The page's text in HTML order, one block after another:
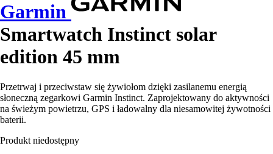
Garmin
Smartwatch Instinct solar
edition 45 mm
Przetrwaj i przeciwstaw się żywiołom dzięki zasilanemu energią
słoneczną zegarkowi Garmin Instinct. Zaprojektowany do aktywności
na świeżym powietrzu, GPS i ładowalny dla niesamowitej żywotności
baterii.
Produkt niedostępny